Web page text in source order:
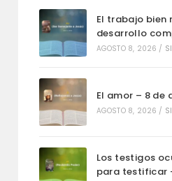
El trabajo bien
desarrollo
AGOSTO 8, 2026 /
El amor – 8 de
AGOSTO 8, 2026 /
Los testigos
para testificar